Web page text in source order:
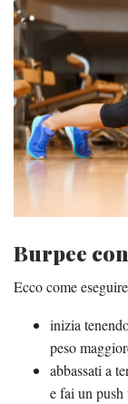
Burpee
Ecco come
inizia
peso
abbassati a
e fai un push